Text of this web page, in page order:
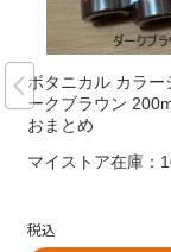
ボタニカル カラー
ークブラウン
おまとめ
マイストア在庫：
税込